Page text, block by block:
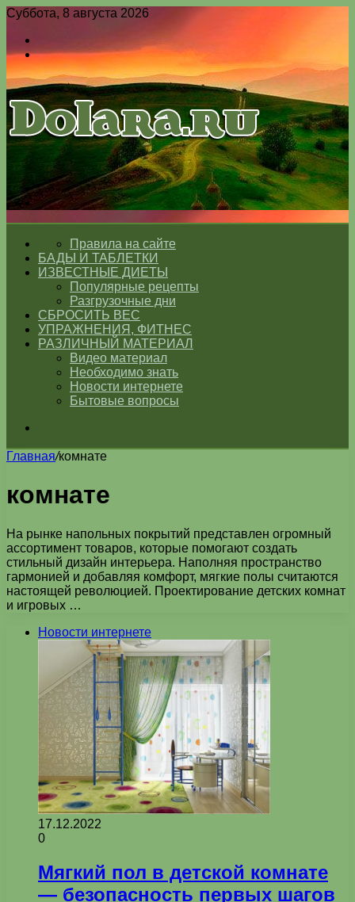
Суббота, 8 августа 2026
Switch
skin
Меню
Switch
ГЛАВНАЯПравила на сайте
БАДЫ И ТАБЛЕТКИ
ИЗВЕСТНЫЕ ДИЕТЫ
Популярные рецепты
Разгрузочные дни
СБРОСИТЬ ВЕС
УПРАЖНЕНИЯ, ФИТНЕС
РАЗЛИЧНЫЙ МАТЕРИАЛ
Видео материал
Необходимо знать
Новости интернете
Бытовые вопросы
Главная/комнате
комнате
На рынке напольных покрытий представлен огромный
ассортимент товаров, которые помогают создать
стильный дизайн интерьера. Наполняя пространство
гармонией и добавляя комфорт, мягкие полы считаются
настоящей революцией. Проектирование детских комнат
и игровых …
Новости интернете
17.12.2022
0
Мягкий пол в детской комнате
— безопасность первых шагов